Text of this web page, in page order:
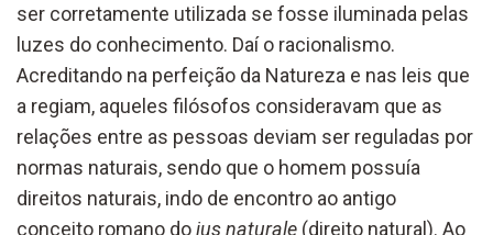
ser corretamente utilizada se fosse iluminada pelas
luzes do conhecimento. Daí o racionalismo.
Acreditando na perfeição da Natureza e nas leis que
a regiam, aqueles filósofos consideravam que as
relações entre as pessoas deviam ser reguladas por
normas naturais, sendo que o homem possuía
direitos naturais, indo de encontro ao antigo
conceito romano dojus naturale (direito natural). Ao